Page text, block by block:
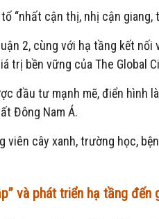
“nhất cận thị, nhị cận giang,
2, cùng với hạ tầng kết
trị bền vững của The Global
đầu tư mạnh mẽ, điển hình
Đông Nam Á.
viên cây xanh, trường học,
và phát triển hạ tầng đến